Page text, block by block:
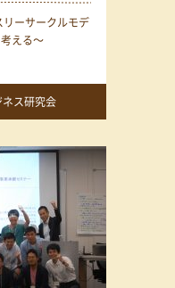
リーサークルモデ
える〜
ネス研究会